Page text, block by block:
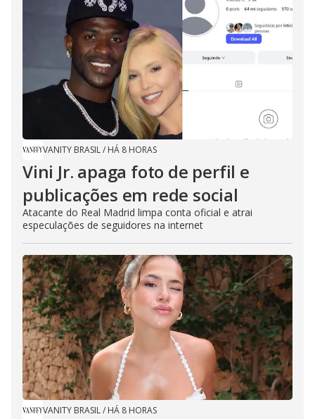
VANITY BRASIL/ HÁ 8 HORAS
Vini Jr. apaga foto de perfil e
publicações em rede social
Atacante do Real Madrid limpa conta oficial e atrai
especulações de seguidores na internet
VANITY BRASIL/ HÁ 8 HORAS